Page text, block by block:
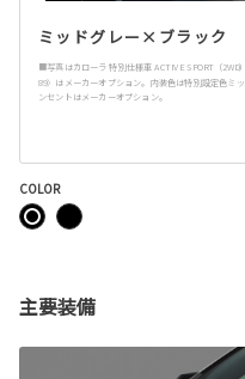
ミッドグレー×ブラック
■写真はカローラ 特別仕様車 ACTIVE SPORT（
89〉はメーカーオプション。内装色は特別設定色ミ
ンセントはメーカーオプション。
COLOR
主要装備